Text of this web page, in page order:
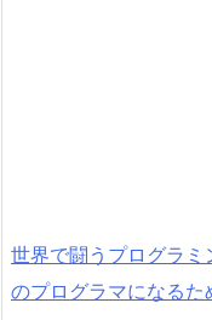
世界で闘うプログラ
のプログラマになるた